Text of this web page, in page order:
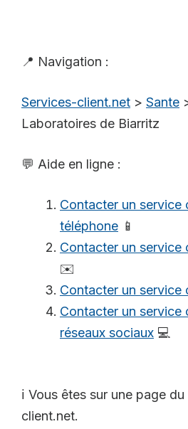
📍 Navigation :
Services-client.net > Sante
Laboratoires de Biarritz
💬 Aide en ligne :
Contacter un service
téléphone 📱
Contacter un service
✉️
Contacter un service
Contacter un service
réseaux sociaux 💻
ℹ️ Vous êtes sur une page
client.net.